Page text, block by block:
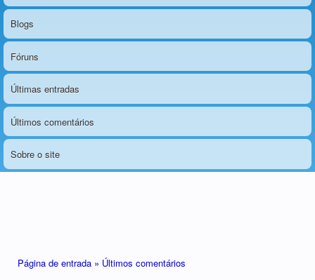
Blogs
Fóruns
Últimas entradas
Últimos comentários
Sobre o site
Página de entrada » Últimos comentários